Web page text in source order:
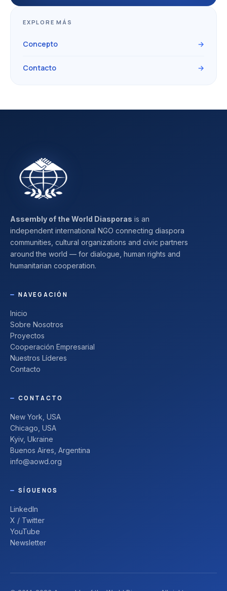
EXPLORE MÁS
Concepto →
Contacto →
Assembly of the World Diasporas is an
independent international NGO connecting diaspora
communities, cultural organizations and civic partners
around the world — for dialogue, human rights and
humanitarian cooperation.
NAVEGACIÓN
Inicio
Sobre Nosotros
Proyectos
Cooperación Empresarial
Nuestros Líderes
Contacto
CONTACTO
New York, USA
Chicago, USA
Kyiv, Ukraine
Buenos Aires, Argentina
info@aowd.org
SÍGUENOS
LinkedIn
X / Twitter
YouTube
Newsletter